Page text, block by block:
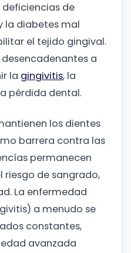
de
la diabetes mal
el tejido gingival.
a
la gingivitis, la
pérdida dental.
los dientes
barrera contra las
permanecen
de sangrado,
La enfermedad
a menudo se
constantes,
avanzada